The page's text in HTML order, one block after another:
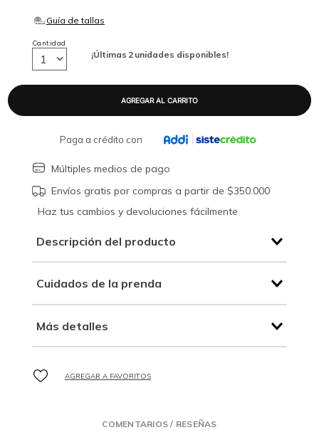
¡Últimas 2 unidades disponibles!
Cantidad
1
Paga a crédito con
Múltiples medios de pago
Envíos gratis por compras a partir de $350.000
Haz tus cambios y devoluciones fácilmente
Descripción del producto
Cuidados de la prenda
Más detalles
COMENTARIOS / RESEÑAS